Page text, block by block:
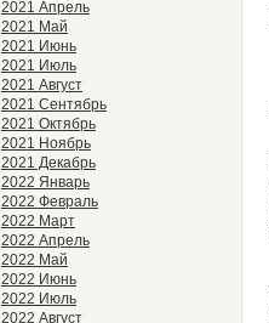
2021 Апрель
2021 Май
2021 Июнь
2021 Июль
2021 Август
2021 Сентябрь
2021 Октябрь
2021 Ноябрь
2021 Декабрь
2022 Январь
2022 Февраль
2022 Март
2022 Апрель
2022 Май
2022 Июнь
2022 Июль
2022 Август